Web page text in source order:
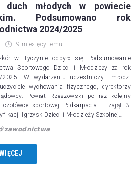
duch młodych w powiecie
Podsumowano rok
2024/2025
9 miesięcy temu
w Tyczynie odbyło się Podsumowanie
Sportowego Dzieci i Młodzieży za rok
2025. W wydarzeniu uczestniczyli młodzi
wychowania fizycznego, dyrektorzy
Powiat Rzeszowski po raz kolejny
sportowej Podkarpacia – zajął 3.
Igrzysk Dzieci i Młodzieży Szkolnej…